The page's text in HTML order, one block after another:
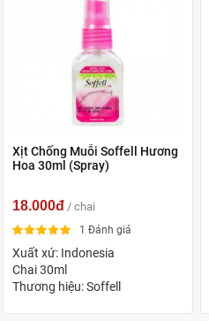
Xịt Chống Muỗi Soffell Hương
Hoa 30ml (Spray)
18.000đ / chai
1 Đánh giá
Xuất xứ: Indonesia
Chai 30ml
Thương hiệu: Soffell